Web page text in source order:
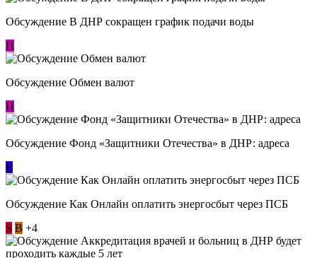
Обсуждение В ДНР сокращен график подачи воды
П
Обсуждение Обмен валют
П
Обсуждение Фонд «Защитники Отечества» в ДНР: адреса
L
Обсуждение ​Как Онлайн оплатить энергосбыт через ПСБ
S В +4